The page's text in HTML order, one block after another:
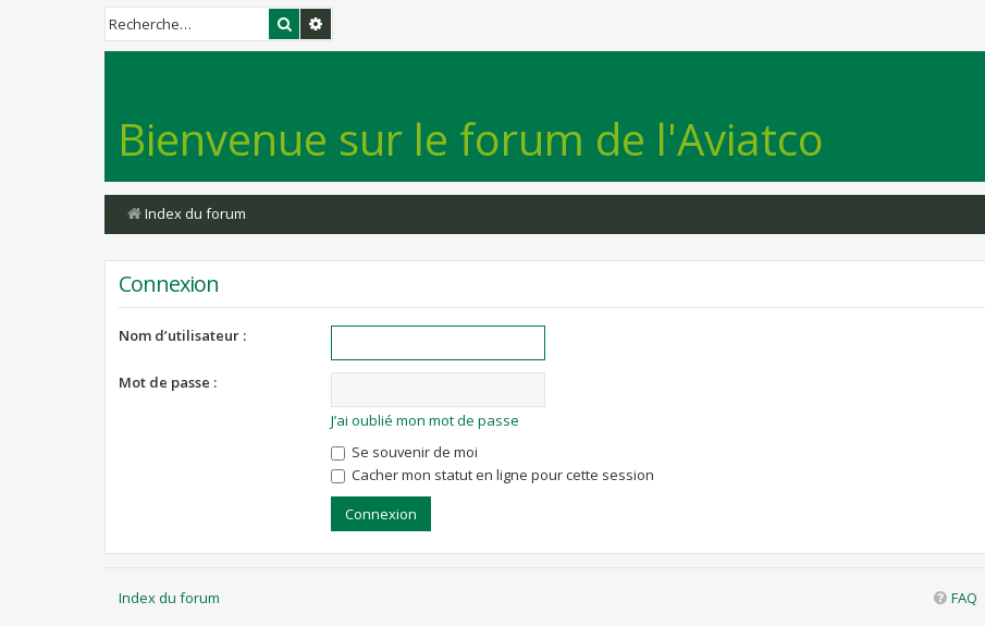
Rechercher
Bienvenue sur le forum de l'Aviatco
Index du forum
Connexion
Nom d’utilisateur :
Mot de passe :
J’ai oublié mon mot de passe
Se souvenir de moi
Cacher mon statut en ligne pour cette session
Index du forum FAQ